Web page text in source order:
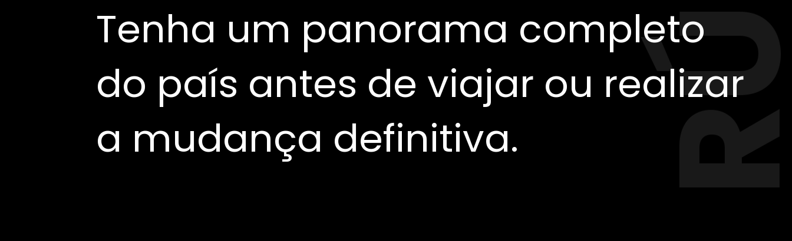
Tenha um panorama completo
do país antes de viajar ou realizar
a mudança definitiva.